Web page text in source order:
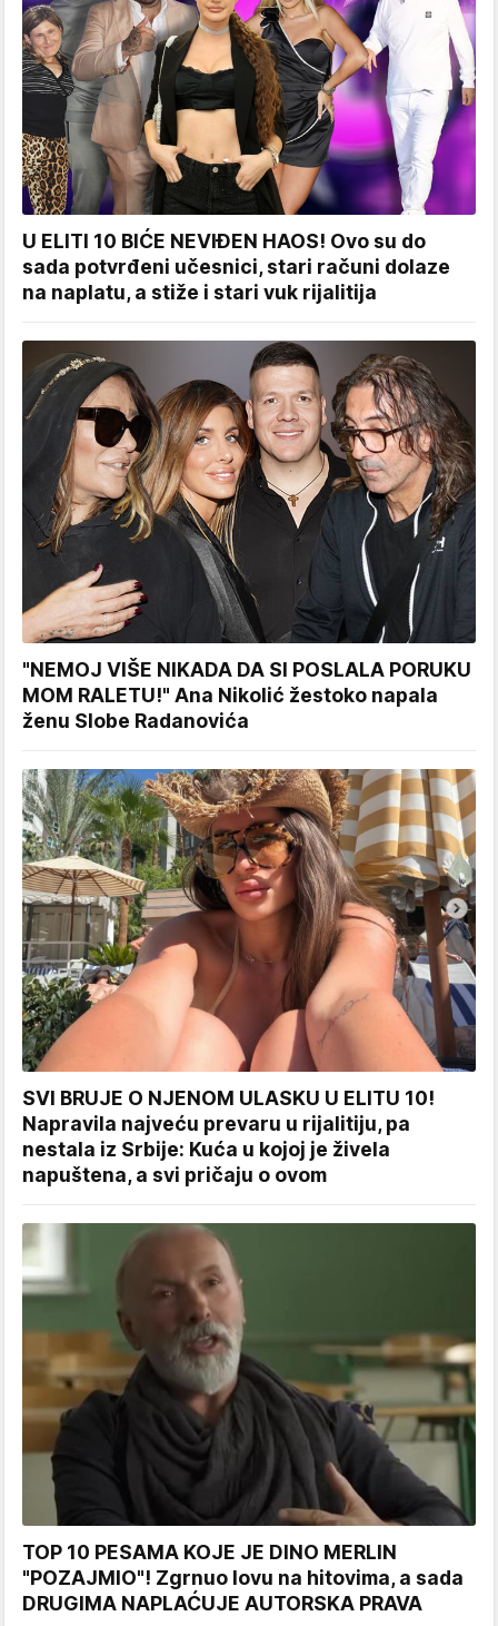
U ELITI 10 BIĆE NEVIĐEN HAOS! Ovo su do
sada potvrđeni učesnici, stari računi dolaze
na naplatu, a stiže i stari vuk rijalitija
"NEMOJ VIŠE NIKADA DA SI POSLALA PORUKU
MOM RALETU!" Ana Nikolić žestoko napala
ženu Slobe Radanovića
SVI BRUJE O NJENOM ULASKU U ELITU 10!
Napravila najveću prevaru u rijalitiju, pa
nestala iz Srbije: Kuća u kojoj je živela
napuštena, a svi pričaju o ovom
TOP 10 PESAMA KOJE JE DINO MERLIN
"POZAJMIO"! Zgrnuo lovu na hitovima, a sada
DRUGIMA NAPLAĆUJE AUTORSKA PRAVA